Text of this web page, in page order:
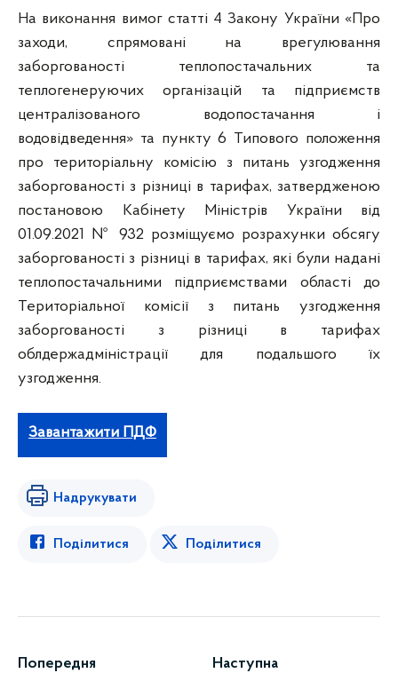
На виконання вимог статті 4 Закону України «Про
заходи, спрямовані на врегулювання
заборгованості теплопостачальних та
теплогенеруючих організацій та підприємств
централізованого водопостачання і
водовідведення» та пункту 6 Типового положення
про територіальну комісію з питань узгодження
заборгованості з різниці в тарифах, затвердженою
постановою Кабінету Міністрів України від
01.09.2021 № 932 розміщуємо розрахунки обсягу
заборгованості з різниці в тарифах, які були надані
теплопостачальними підприємствами області до
Територіальної комісії з питань узгодження
заборгованості з різниці в тарифах
облдержадміністрації для подальшого їх
узгодження.
Завантажити ПДФ
Надрукувати
Поділитися Поділитися
Попередня Наступна